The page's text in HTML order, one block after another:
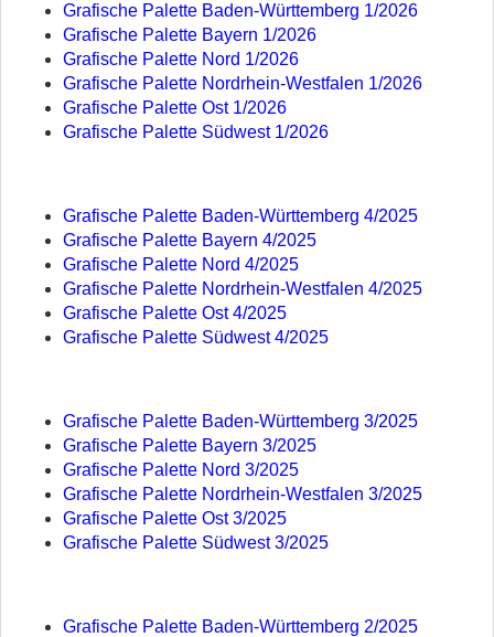
Grafische Palette Baden-Württemberg 1/2026
Grafische Palette Bayern 1/2026
Grafische Palette Nord 1/2026
Grafische Palette Nordrhein-Westfalen 1/2026
Grafische Palette Ost 1/2026
Grafische Palette Südwest 1/2026
Grafische Palette Baden-Württemberg 4/2025
Grafische Palette Bayern 4/2025
Grafische Palette Nord 4/2025
Grafische Palette Nordrhein-Westfalen 4/2025
Grafische Palette Ost 4/2025
Grafische Palette Südwest 4/2025
Grafische Palette Baden-Württemberg 3/2025
Grafische Palette Bayern 3/2025
Grafische Palette Nord 3/2025
Grafische Palette Nordrhein-Westfalen 3/2025
Grafische Palette Ost 3/2025
Grafische Palette Südwest 3/2025
Grafische Palette Baden-Württemberg 2/2025